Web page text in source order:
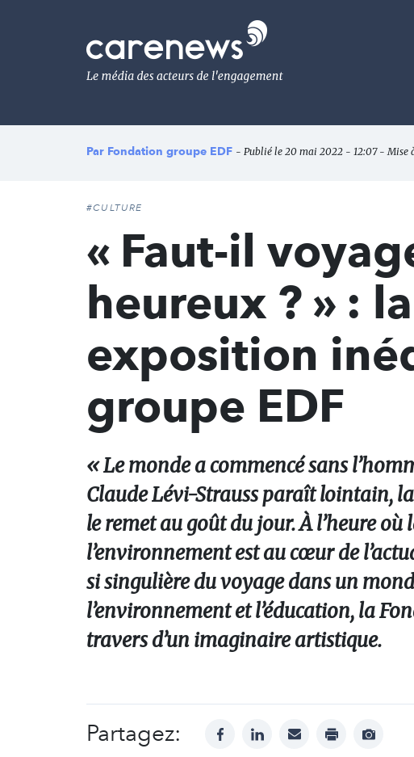
Le
média
de
l'engagement
Par Fondation groupe EDF - Publié le 20 mai 2022 - 12:07 - Mise
#CULTURE
« Faut-il
heureux ? » :
exposition
groupe EDF
« Le monde a commencé sans
Claude Lévi-Strauss paraît lointain,
le remet au goût du jour. À l’heure
l’environnement est au cœur de
si singulière du voyage dans un
l’environnement et l’éducation, la
travers d’un imaginaire artistique.
Partagez: facebooklinkedinmail print
Afficher